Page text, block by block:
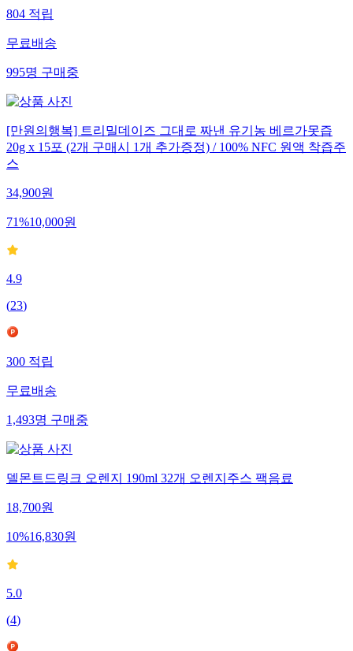
804적립
무료배송
995명구매중
[만원의행복] 트리밀데이즈 그대로 짜낸 유기농 베르가못즙
20g x 15포 (2개 구매시 1개 추가증정) / 100% NFC 원액 착즙주
스
34,900원
71%10,000원
4.9
(23)
300적립
무료배송
1,493명구매중
델몬트드링크 오렌지 190ml 32개 오렌지주스 팩음료
18,700원
10%16,830원
5.0
(4)